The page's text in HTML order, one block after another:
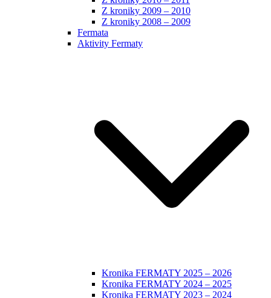
Z kroniky 2009 – 2010
Z kroniky 2008 – 2009
Fermata
Aktivity Fermaty
Kronika FERMATY 2025 – 2026
Kronika FERMATY 2024 – 2025
Kronika FERMATY 2023 – 2024